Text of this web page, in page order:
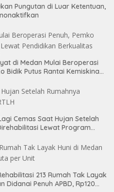
Pungutan di Luar Ketentuan,
di Medan Mulai Beroperasi
Bidik Putus Rantai Kemiskinan
Cemas Saat Hujan Setelah
Lewat Program
213 Rumah Tak Layak
Didanai Penuh APBD, Rp120